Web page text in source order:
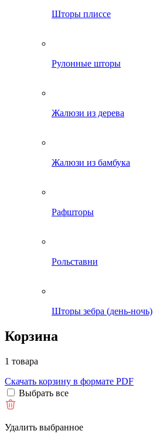
Шторы плиссе
Рулонные шторы
Жалюзи из дерева
Жалюзи из бамбука
Рафшторы
Рольставни
Шторы зебра (день-ночь)
Корзина
1 товара
Скачать корзину в формате PDF
Выбрать все
Удалить выбранное